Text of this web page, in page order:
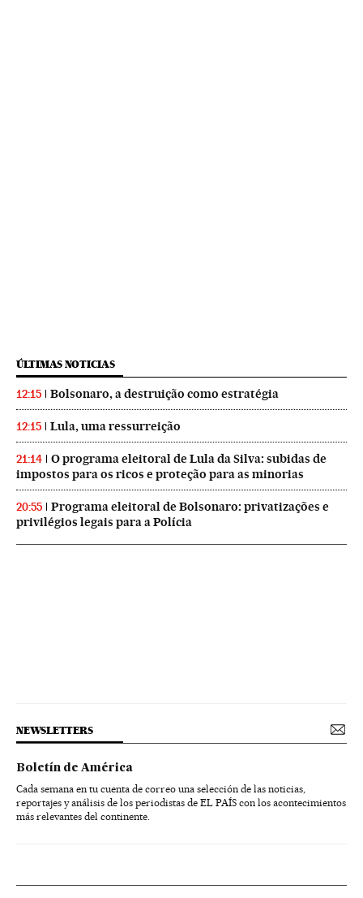
ÚLTIMAS NOTICIAS
12:15 Bolsonaro, a destruição como estratégia
12:15 Lula, uma ressurreição
21:14
O programa eleitoral de Lula da Silva: subidas de
impostos para os ricos e proteção para as minorias
20:55
Programa eleitoral de Bolsonaro: privatizações e
privilégios legais para a Polícia
NEWSLETTERS
Boletín de América
Cada semana en tu cuenta de correo una selección de las noticias,
reportajes y análisis de los periodistas de EL PAÍS con los acontecimientos
más relevantes del continente.